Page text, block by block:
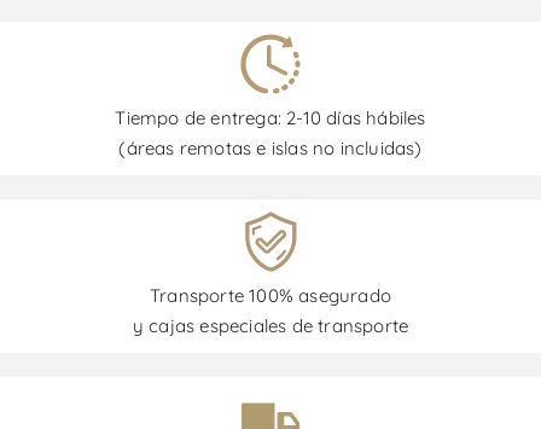
Tiempo de entrega: 2-10 días hábiles
(áreas remotas e islas no incluidas)
Transporte 100% asegurado
y cajas especiales de transporte